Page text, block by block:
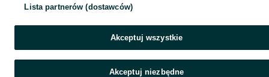
Lista partnerów (dostawców)
Akceptuj wszystkie
Akceptuj niezbędne